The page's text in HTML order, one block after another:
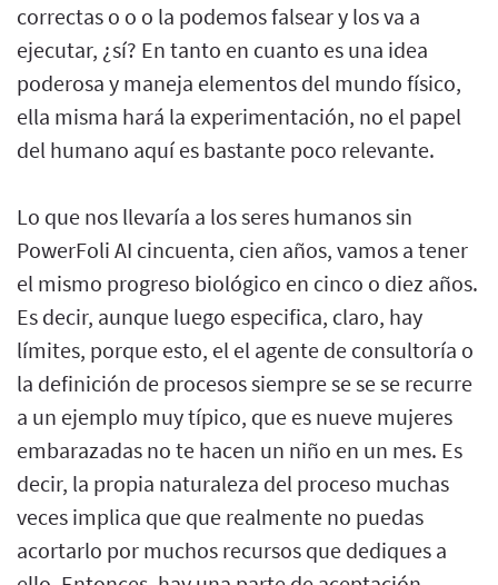
correctas o o o la podemos falsear y los va a
ejecutar, ¿sí? En tanto en cuanto es una idea
poderosa y maneja elementos del mundo físico,
ella misma hará la experimentación, no el papel
del humano aquí es bastante poco relevante.
Lo que nos llevaría a los seres humanos sin
PowerFoli AI cincuenta, cien años, vamos a tener
el mismo progreso biológico en cinco o diez años.
Es decir, aunque luego especifica, claro, hay
límites, porque esto, el el agente de consultoría o
la definición de procesos siempre se se se recurre
a un ejemplo muy típico, que es nueve mujeres
embarazadas no te hacen un niño en un mes. Es
decir, la propia naturaleza del proceso muchas
veces implica que que realmente no puedas
acortarlo por muchos recursos que dediques a